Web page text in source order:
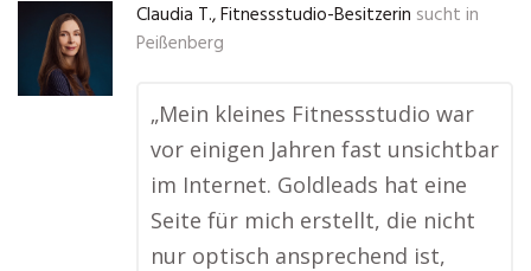
Claudia T., Fitnessstudio-Besitzerin sucht in
Peißenberg
„Mein kleines Fitnessstudio war
vor einigen Jahren fast unsichtbar
im Internet. Goldleads hat eine
Seite für mich erstellt, die nicht
nur optisch ansprechend ist,